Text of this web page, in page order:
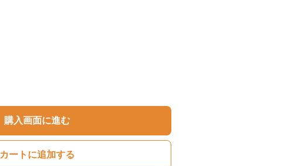
購入画面に進む
カートに追加する